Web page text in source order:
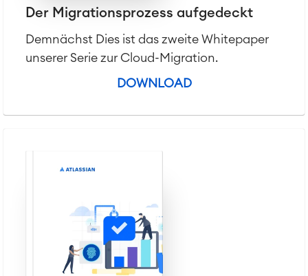
Der Migrationsprozess aufgedeckt
Demnächst Dies ist das zweite Whitepaper
unserer Serie zur Cloud-Migration.
DOWNLOAD